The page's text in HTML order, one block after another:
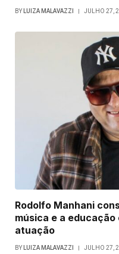
BY LUIZA MALAVAZZI JULHO 27,
Rodolfo Manhani
música e a educação
atuação
BY LUIZA MALAVAZZI JULHO 27,